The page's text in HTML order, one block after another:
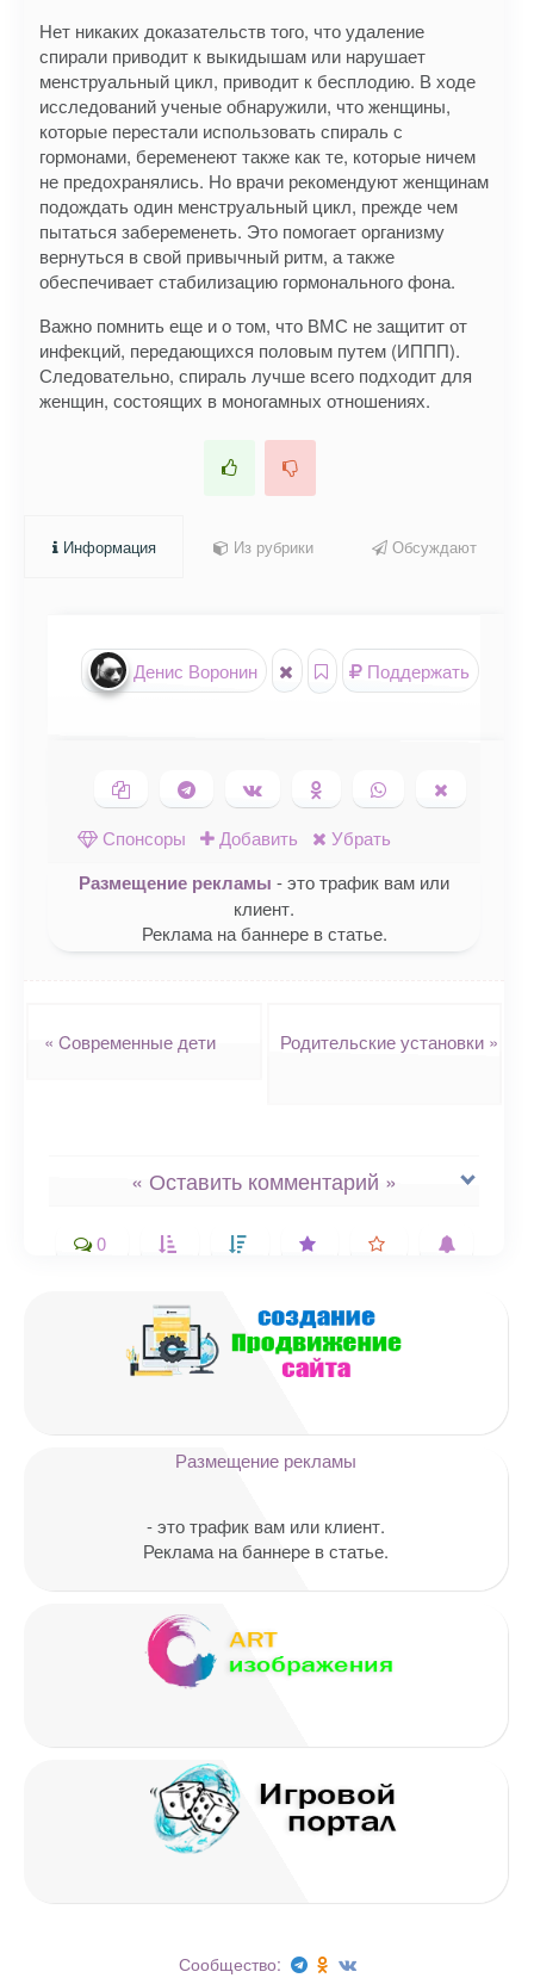
Нет никаких доказательств того, что удаление
спирали приводит к выкидышам или нарушает
менструальный цикл, приводит к бесплодию. В ходе
исследований ученые обнаружили, что женщины,
которые перестали использовать спираль с
гормонами, беременеют также как те, которые ничем
не предохранялись. Но врачи рекомендуют женщинам
подождать один менструальный цикл, прежде чем
пытаться забеременеть. Это помогает организму
вернуться в свой привычный ритм, а также
обеспечивает стабилизацию гормонального фона.
Важно помнить еще и о том, что ВМС не защитит от
инфекций, передающихся половым путем (ИППП).
Следовательно, спираль лучше всего подходит для
женщин, состоящих в моногамных отношениях.
Информация Из рубрики Обсуждают
Денис Воронин Поддержать
Копировать ссылкуПоделиться в Telegram
Поделиться ВКонтакте
Поделиться в
Одноклассниках
Поделиться в
WhatsApp
в X
Спонсоры
Добавить Убрать
Размещение рекламы - это трафик вам или
клиент.
Реклама на баннере в статье.
« Cовременные дети Родительские установки »
« Оставить комментарий »
Ваш адрес email не будет
опубликован.
Обязательные поля
Email*
0
Размещение рекламы
- это трафик вам или клиент.
Реклама на баннере в статье.
Сообщество: